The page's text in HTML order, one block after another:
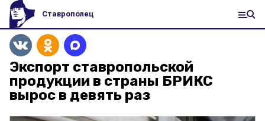
Ставрополец
Экспорт ставропольской
продукции в страны БРИКС
вырос в девять раз